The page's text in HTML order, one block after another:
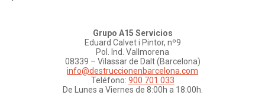
Grupo A15 Servicios
Eduard Calvet i Pintor, nº9
Pol. Ind. Vallmorena
08339 – Vilassar de Dalt (Barcelona)
info@destruccionenbarcelona.com
Teléfono: 900 701 033
De Lunes a Viernes de 8:00h a 18:00h.